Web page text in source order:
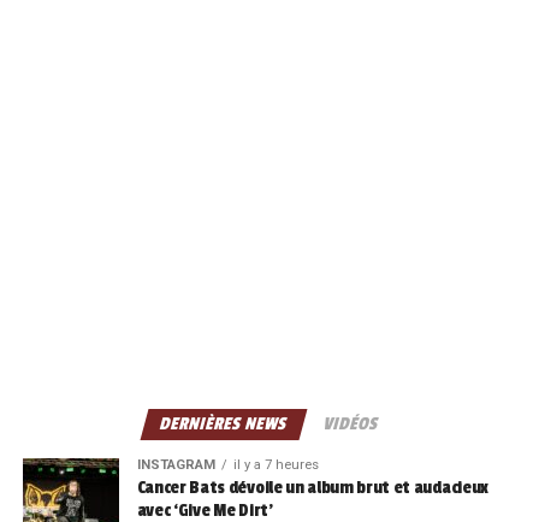
DERNIÈRES NEWS VIDÉOS
INSTAGRAM il y a 7 heures
Cancer Bats dévoile un album brut et audacieux
avec ‘Give Me Dirt’